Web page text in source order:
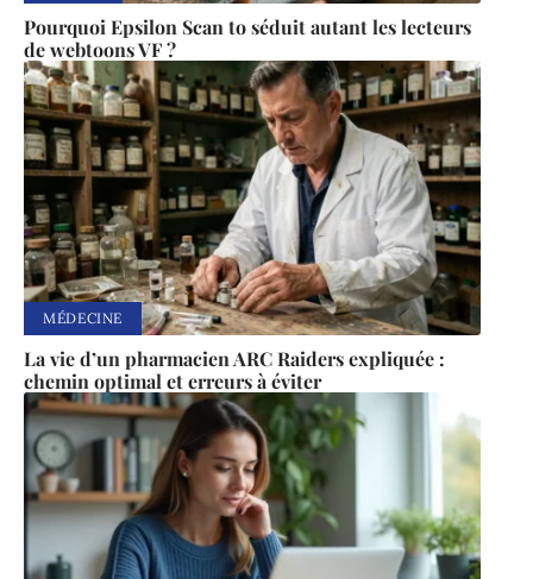
Pourquoi Epsilon Scan to séduit autant les lecteurs
de webtoons VF ?
MÉDECINE
La vie d’un pharmacien ARC Raiders expliquée :
chemin optimal et erreurs à éviter